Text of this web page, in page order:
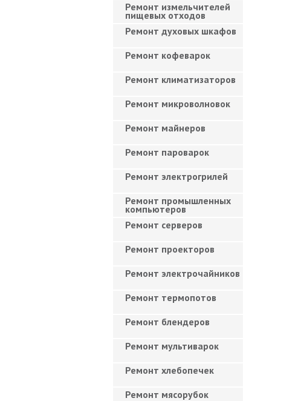
Ремонт измельчителей
пищевых отходов
Ремонт духовых шкафов
Ремонт кофеварок
Ремонт климатизаторов
Ремонт микроволновок
Ремонт майнеров
Ремонт пароварок
Ремонт электрогрилей
Ремонт промышленных
компьютеров
Ремонт серверов
Ремонт проекторов
Ремонт электрочайников
Ремонт термопотов
Ремонт блендеров
Ремонт мультиварок
Ремонт хлебопечек
Ремонт мясорубок